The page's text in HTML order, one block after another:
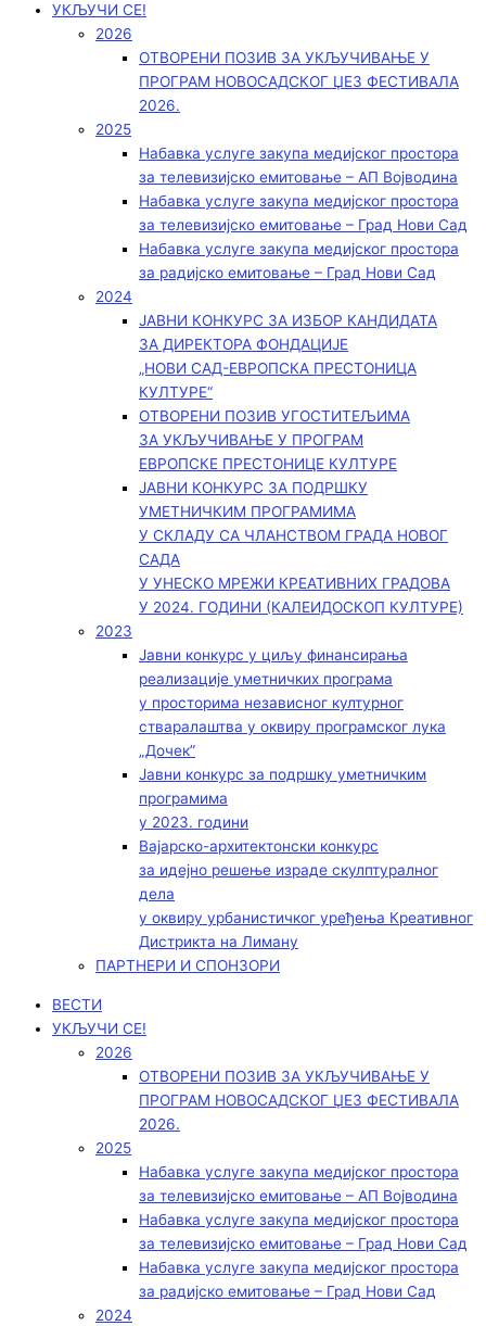
УКЉУЧИ СЕ!
2026
ОТВОРЕНИ ПОЗИВ ЗА УКЉУЧИВАЊЕ У
ПРОГРАМ НОВОСАДСКОГ ЏЕЗ ФЕСТИВАЛА
2026.
2025
Набавка услуге закупа медијског простора
за телевизијско емитовање – АП Војводинa
Набавка услуге закупа медијског простора
за телевизијско емитовање – Град Нови Сад
Набавка услуге закупа медијског простора
за радијско емитовање – Град Нови Сад
2024
ЈАВНИ КОНКУРС ЗА ИЗБОР КАНДИДАТА
ЗА ДИРЕКТОРА ФОНДАЦИЈЕ
„НОВИ САД-ЕВРОПСКА ПРЕСТОНИЦА
КУЛТУРЕ“
ОТВОРЕНИ ПОЗИВ УГОСТИТЕЉИМА
ЗА УКЉУЧИВАЊЕ У ПРОГРАМ
ЕВРОПСКЕ ПРЕСТОНИЦЕ КУЛТУРЕ
ЈАВНИ КОНКУРС ЗА ПОДРШКУ
УМЕТНИЧКИМ ПРОГРАМИМА
У СКЛАДУ СА ЧЛАНСТВОМ ГРАДА НОВОГ
САДА
У УНЕСКО МРЕЖИ КРЕАТИВНИХ ГРАДОВА
У 2024. ГОДИНИ (КАЛЕИДОСКОП КУЛТУРЕ)
2023
Јавни конкурс у циљу финансирања
реализације уметничких програма
у просторима независног културног
стваралаштва у оквиру програмског лука
„Дочек”
Јавни конкурс за подршку уметничким
програмима
у 2023. години
Вајарско-архитектонски конкурс
за идејно решење израде скулптуралног
дела
у оквиру урбанистичког уређења Креативног
Дистрикта на Лиману
ПАРТНЕРИ И СПОНЗОРИ
ВЕСТИ
УКЉУЧИ СЕ!
2026
ОТВОРЕНИ ПОЗИВ ЗА УКЉУЧИВАЊЕ У
ПРОГРАМ НОВОСАДСКОГ ЏЕЗ ФЕСТИВАЛА
2026.
2025
Набавка услуге закупа медијског простора
за телевизијско емитовање – АП Војводинa
Набавка услуге закупа медијског простора
за телевизијско емитовање – Град Нови Сад
Набавка услуге закупа медијског простора
за радијско емитовање – Град Нови Сад
2024